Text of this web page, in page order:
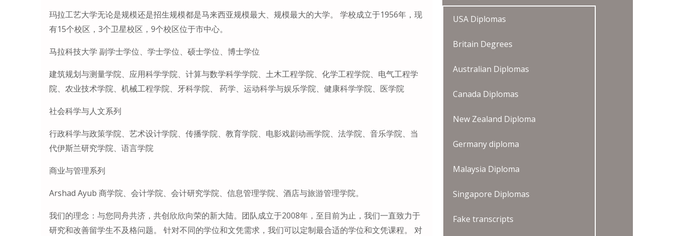
玛拉工艺大学无论是规模还是招生规模都是马来西亚规模最大、规模最大的大学。 学校成立于1956年，现
有15个校区，3个卫星校区，9个校区位于市中心。
马拉科技大学 副学士学位、学士学位、硕士学位、博士学位
建筑规划与测量学院、应用科学学院、计算与数学科学学院、土木工程学院、化学工程学院、电气工程学
院、农业技术学院、机械工程学院、牙科学院、 药学、运动科学与娱乐学院、健康科学学院、医学院
社会科学与人文系列
行政科学与政策学院、艺术设计学院、传播学院、教育学院、电影戏剧动画学院、法学院、音乐学院、当
代伊斯兰研究学院、语言学院
商业与管理系列
Arshad Ayub 商学院、会计学院、会计研究学院、信息管理学院、酒店与旅游管理学院。
我们的理念：与您同舟共济，共创欣欣向荣的新大陆。团队成立于2008年，至目前为止，我们一直致力于
研究和改善留学生不及格问题。 针对不同的学位和文凭需求，我们可以定制最合适的学位和文凭课程。 对
USA Diplomas
Britain Degrees
Australian Diplomas
Canada Diplomas
New Zealand Diploma
Germany diploma
Malaysia Diploma
Singapore Diplomas
Fake transcripts